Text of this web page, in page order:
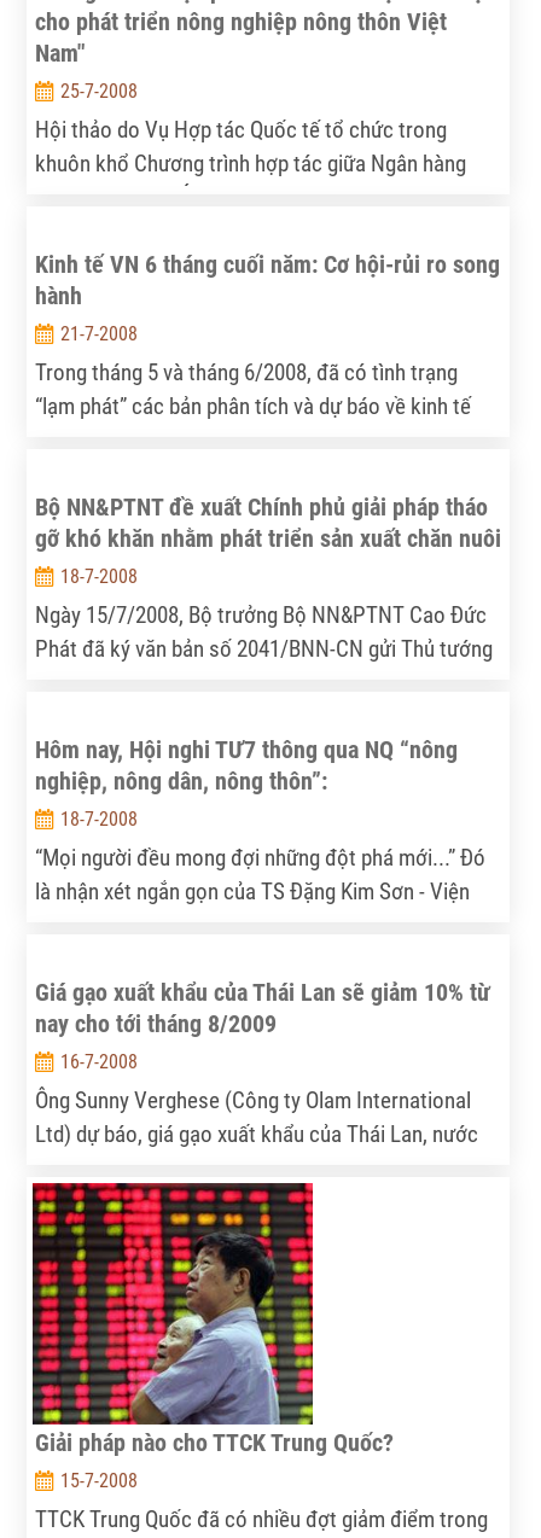
cho phát triển nông nghiệp nông thôn Việt
Nam"
25-7-2008
Hội thảo do Vụ Hợp tác Quốc tế tổ chức trong
khuôn khổ Chương trình hợp tác giữa Ngân hàng
Kinh tế VN 6 tháng cuối năm: Cơ hội-rủi ro song
hành
21-7-2008
Trong tháng 5 và tháng 6/2008, đã có tình trạng
“lạm phát” các bản phân tích và dự báo về kinh tế
chính trong nửa cuối năm 2008 tác động tới hoạt
động của doanh nghiệp.
Bộ NN&PTNT đề xuất Chính phủ giải pháp tháo
gỡ khó khăn nhằm phát triển sản xuất chăn nuôi
18-7-2008
Ngày 15/7/2008, Bộ trưởng Bộ NN&PTNT Cao Đức
Phát đã ký văn bản số 2041/BNN-CN gửi Thủ tướng
Hôm nay, Hội nghi TƯ7 thông qua NQ “nông
nghiệp, nông dân, nông thôn”:
18-7-2008
“Mọi người đều mong đợi những đột phá mới...” Đó
là nhận xét ngắn gọn của TS Đặng Kim Sơn - Viện
Giá gạo xuất khẩu của Thái Lan sẽ giảm 10% từ
nay cho tới tháng 8/2009
16-7-2008
Ông Sunny Verghese (Công ty Olam International
Ltd) dự báo, giá gạo xuất khẩu của Thái Lan, nước
nay tới tháng 8/2009 do sản lượng gạo thế giới tăng
lên. Thái Lan có sản lượng gạo vụ tháng 5-tháng 6
tăng 29% so với cùng vụ 2007, do giá tăng khuyến
khích nông dân tăng cường trồng lúa.
Giải pháp nào cho TTCK Trung Quốc?
15-7-2008
TTCK Trung Quốc đã có nhiều đợt giảm điểm trong